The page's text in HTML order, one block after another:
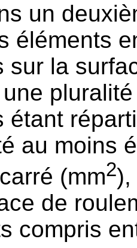
un
éléments
sur la
étant
au moins
(mm2),
de
compris